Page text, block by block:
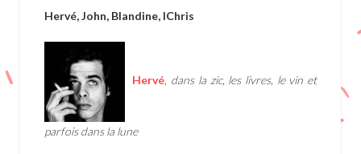
Hervé, John, Blandine, IChris
Hervé, dans la zic, les livres, le vin et
parfois dans la lune